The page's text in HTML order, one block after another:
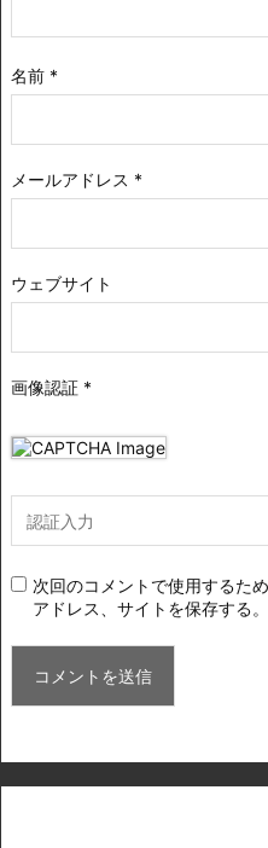
名前 *
メールアドレス *
ウェブサイト
画像認証 *
次回のコメントで使用するた
アドレス、サイトを保存する。